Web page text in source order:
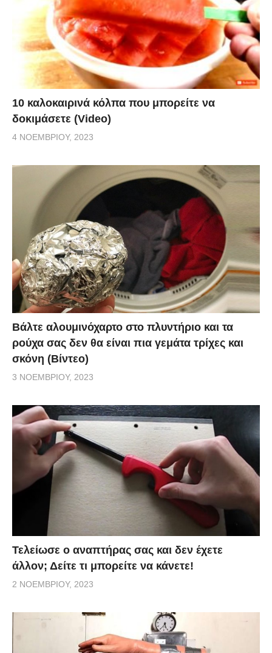
10 καλοκαιρινά κόλπα που μπορείτε να
δοκιμάσετε (Video)
4 ΝΟΕΜΒΡΊΟΥ, 2023
Βάλτε αλουμινόχαρτο στο πλυντήριο και τα
ρούχα σας δεν θα είναι πια γεμάτα τρίχες και
σκόνη (Βίντεο)
3 ΝΟΕΜΒΡΊΟΥ, 2023
Τελείωσε ο αναπτήρας σας και δεν έχετε
άλλον; Δείτε τι μπορείτε να κάνετε!
2 ΝΟΕΜΒΡΊΟΥ, 2023